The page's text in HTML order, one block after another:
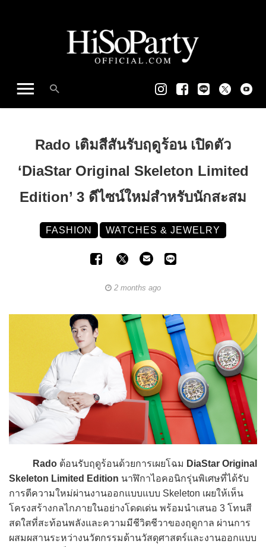
Rado เติมสีสันรับฤดูร้อน เปิดตัว
‘DiaStar Original Skeleton Limited
Edition’ 3 ดีไซน์ใหม่สำหรับนักสะสม
FASHION WATCHES & JEWELRY
2 months ago
Rado ต้อนรับฤดูร้อนด้วยการเผยโฉม DiaStar Original
Skeleton Limited Edition นาฬิกาไอคอนิกรุ่นพิเศษที่ได้รับ
การตีความใหม่ผ่านงานออกแบบแบบ Skeleton เผยให้เห็น
โครงสร้างกลไกภายในอย่างโดดเด่น พร้อมนำเสนอ 3 โทนสี
สดใสที่สะท้อนพลังและความมีชีวิตชีวาของฤดูกาล ผ่านการ
ผสมผสานระหว่างนวัตกรรมด้านวัสดุศาสตร์และงานออกแบบ